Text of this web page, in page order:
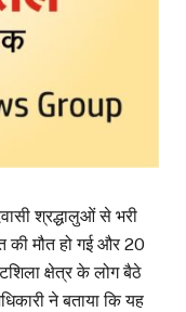
श्रद्धालुओं से भरी
मौत हो गई और 20
क्षेत्र के लोग बैठे
ने बताया कि यह